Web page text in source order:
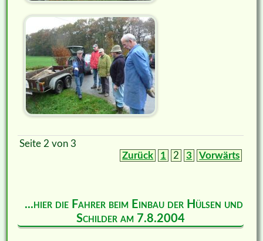
Seite 2 von 3
Zurück
1 2 3 Vorwärts
...hier die Fahrer beim Einbau der Hülsen und
Schilder am 7.8.2004